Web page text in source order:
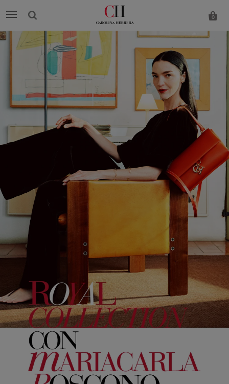
Carolina
Herrera
0